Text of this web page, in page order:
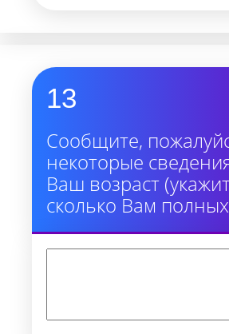
13
Сообщите,
некоторые
Ваш возраст
сколько Вам